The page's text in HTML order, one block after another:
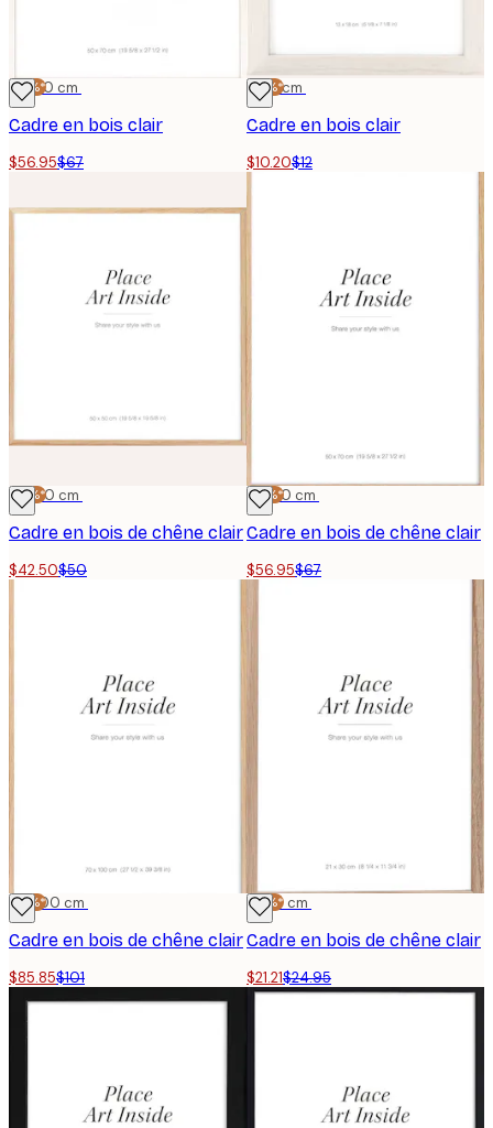
-15%*
50x70 cm
Cadre en bois clair
$56.95$67
-15%*
13x18 cm
Cadre en bois clair
$10.20$12
-15%*
50x50 cm
Cadre en bois de chêne clair
$42.50$50
-15%*
50x70 cm
Cadre en bois de chêne clair
$56.95$67
-15%*
70x100 cm
Cadre en bois de chêne clair
$85.85$101
-15%*
21x30 cm
Cadre en bois de chêne clair
$21.21$24.95